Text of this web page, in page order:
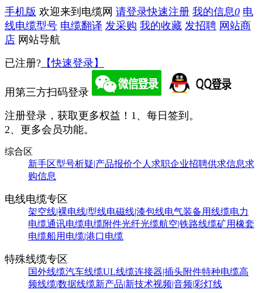
手机版 欢迎来到电缆网 请登录快速注册 我的信息0 电
线电缆型号 电缆翻译 发采购 我的收藏 发招聘 网站商
店 网站导航
已注册? 【快速登录】
用第三方扫码登录
注册登录，获取更多权益！ 1、每日签到。
2、更多会员功能。
综合区
新手区型号析疑|产品报价个人求职企业招聘供求信息求
购信息
电线电缆专区
架空线|裸电线|型线电磁线|漆包线电气装备用线缆电力
电缆通讯电缆电缆附件光纤光缆航空|铁路线缆矿用橡套
电缆船用电缆|港口电缆
特殊线缆专区
国外线缆汽车线缆UL线缆连接器|插头附件特种电缆高
频线缆|数据线缆新产品|新技术视频|音频|彩灯线